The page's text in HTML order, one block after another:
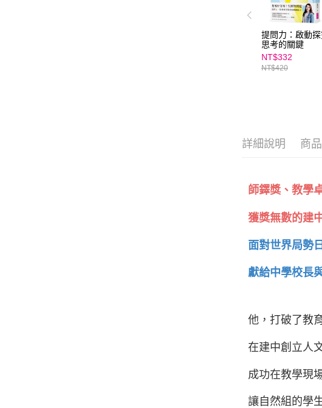
提問力：啟動
思考的關鍵
NT$332
NT$420
詳細說明 商
師鐸獎、教學
獲獎無數的建
面對世界局勢
獻給中學校長
他，打破了教
在建中創立人
成功在教學現
讓自然組的學